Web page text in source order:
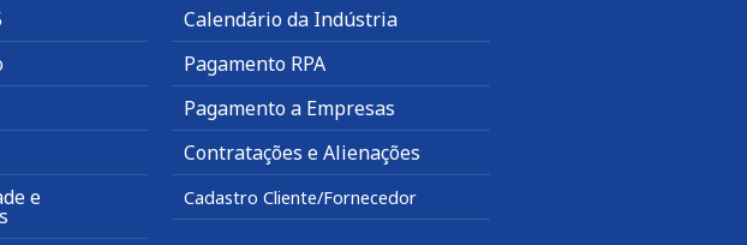
e
Calendário da Indústria
Pagamento RPA
Pagamento a Empresas
Contratações e Alienações
Cadastro Cliente/Fornecedor